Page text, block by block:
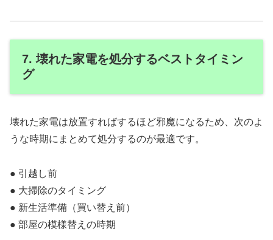
7. 壊れた家電を処分するベストタイミン
グ
壊れた家電は放置すればするほど邪魔になるため、次のよ
うな時期にまとめて処分するのが最適です。
● 引越し前
● 大掃除のタイミング
● 新生活準備（買い替え前）
● 部屋の模様替えの時期